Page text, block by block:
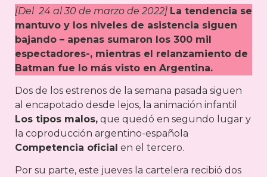
[Del 24 al 30 de marzo de 2022] La tendencia se
mantuvo y los niveles de asistencia siguen
bajando – apenas sumaron los 300 mil
espectadores-, mientras el relanzamiento de
Batman fue lo más visto en Argentina.
Dos de los estrenos de la semana pasada siguen
al encapotado desde lejos, la animación infantil
Los tipos malos, que quedó en segundo lugar y
la coproducción argentino-española
Competencia oficial en el tercero.
Por su parte, este jueves la cartelera recibió dos